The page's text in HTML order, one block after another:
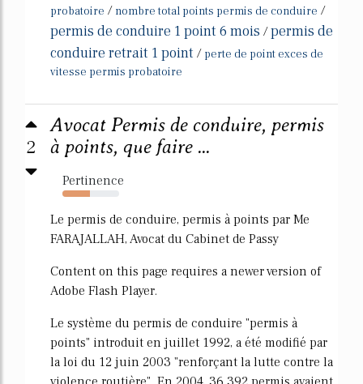
probatoire / nombre total points permis de conduire /
permis de conduire 1 point 6 mois /permis de
conduire retrait 1 point / perte de point exces de
vitesse permis probatoire
2
Avocat Permis de conduire, permis
à points, que faire ...
Pertinence
48%
Le permis de conduire, permis à points par Me
FARAJALLAH, Avocat du Cabinet de Passy
Content on this page requires a newer version of
Adobe Flash Player.
Le système du permis de conduire "permis à
points" introduit en juillet 1992, a été modifié par
la loi du 12 juin 2003 "renforçant la lutte contre la